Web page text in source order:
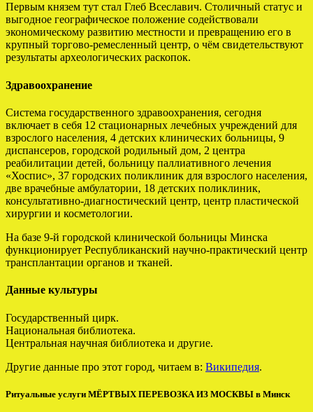
Первым князем тут стал Глеб Всеславич. Столичный статус и
выгодное географическое положение содействовали
экономическому развитию местности и превращению его в
крупный торгово-ремесленный центр, о чём свидетельствуют
результаты археологических раскопок.
Здравоохранение
Система государственного здравоохранения, сегодня
включает в себя 12 стационарных лечебных учреждений для
взрослого населения, 4 детских клинических больницы, 9
диспансеров, городской родильный дом, 2 центра
реабилитации детей, больницу паллиативного лечения
«Хоспис», 37 городских поликлиник для взрослого населения,
две врачебные амбулатории, 18 детских поликлиник,
консультативно-диагностический центр, центр пластической
хирургии и косметологии.
На базе 9-й городской клинической больницы Минска
функционирует Республиканский научно-практический центр
трансплантации органов и тканей.
Данные культуры
Государственный цирк.
Национальная библиотека.
Центральная научная библиотека и другие.
Другие данные про этот город, читаем в: Википедия.
Ритуальные услуги МЁРТВЫХ ПЕРЕВОЗКА ИЗ МОСКВЫ в Минск